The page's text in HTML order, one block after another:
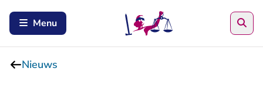
Menu
Nieuws